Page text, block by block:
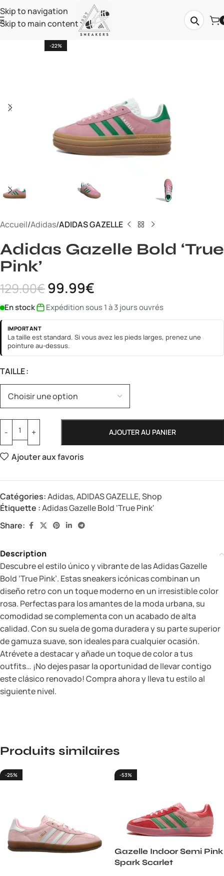
Skip to navigation
Skip to main content
-22%
Accueil Adidas ADIDAS GAZELLE
Adidas Gazelle Bold ‘True
Pink’
129.00€99.99€
En stock Expédition sous 1 à 3 jours ouvrés
IMPORTANT
La taille est standard. Si vous avez les pieds larges, prenez une
pointure au-dessus.
TAILLE
AJOUTER AU PANIER
Ajouter aux favoris
Catégories:Adidas,ADIDAS GAZELLE,Shop
Étiquette :Adidas Gazelle Bold 'True Pink'
Share:
Description
Descubre el estilo único y vibrante de las Adidas Gazelle
Bold ‘True Pink’. Estas sneakers icónicas combinan un
diseño retro con un toque moderno en un irresistible color
rosa. Perfectas para los amantes de la moda urbana, su
comodidad se complementa con un acabado de alta
calidad. Con su suela de goma duradera y su parte superior
de gamuza suave, son ideales para cualquier ocasión.
Atrévete a destacar y añade un toque de color a tus
outfits… ¡No dejes pasar la oportunidad de llevar contigo
este clásico renovado! Compra ahora y lleva tu estilo al
siguiente nivel.
Produits similaires
-25% -53%
Gazelle Indoor Semi Pink
Spark Scarlet